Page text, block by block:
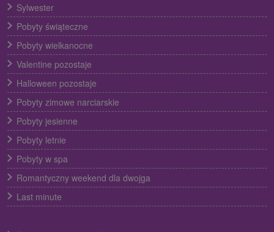
Sylwester
Pobyty świąteczne
Pobyty wielkanocne
Valentine pozostaje
Halloween pozostaje
Pobyty zimowe narciarskie
Pobyty jesienne
Pobyty letnie
Pobyty w spa
Romantyczny weekend dla dwojga
Last minute